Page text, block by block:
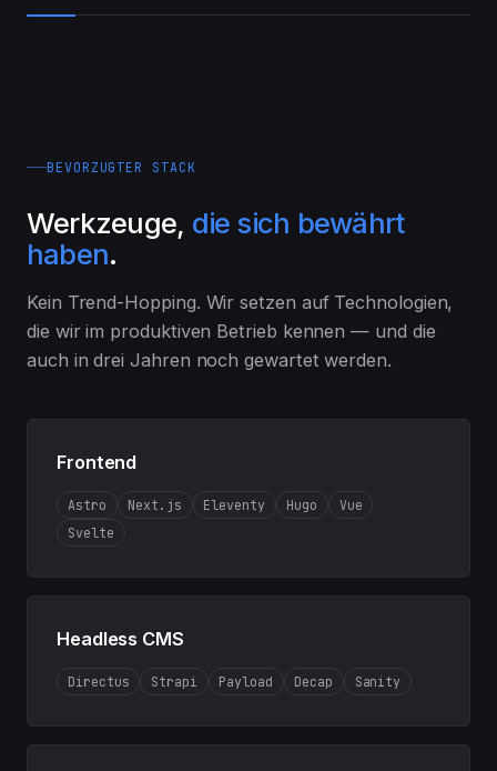
BEVORZUGTER STACK
Werkzeuge, die sich bewährt
haben.
Kein Trend-Hopping. Wir setzen auf Technologien,
die wir im produktiven Betrieb kennen — und die
auch in drei Jahren noch gewartet werden.
Frontend
Astro Next.js Eleventy Hugo
Vue
Svelte
Headless CMS
Directus Strapi Payload Decap Sanity